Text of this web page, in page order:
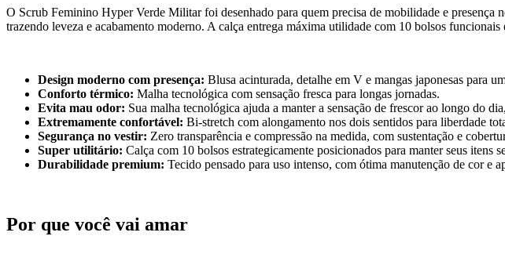
O Scrub Feminino Hyper Verde Militar foi desenhado para quem precisa de mobilidade e presença
trazendo leveza e acabamento moderno. A calça entrega máxima utilidade com 10 bolsos
Design moderno com presença: Blusa acinturada, detalhe em V e mangas japonesas para
Conforto térmico: Malha tecnológica com sensação fresca para longas jornadas.
Evita mau odor: Sua malha tecnológica ajuda a manter a sensação de frescor ao longo do
Extremamente confortável: Bi-stretch com alongamento nos dois sentidos para liberdade
Segurança no vestir: Zero transparência e compressão na medida, com sustentação e
Super utilitário: Calça com 10 bolsos estrategicamente posicionados para manter seus itens
Durabilidade premium: Tecido pensado para uso intenso, com ótima manutenção de cor e
Por que você vai amar